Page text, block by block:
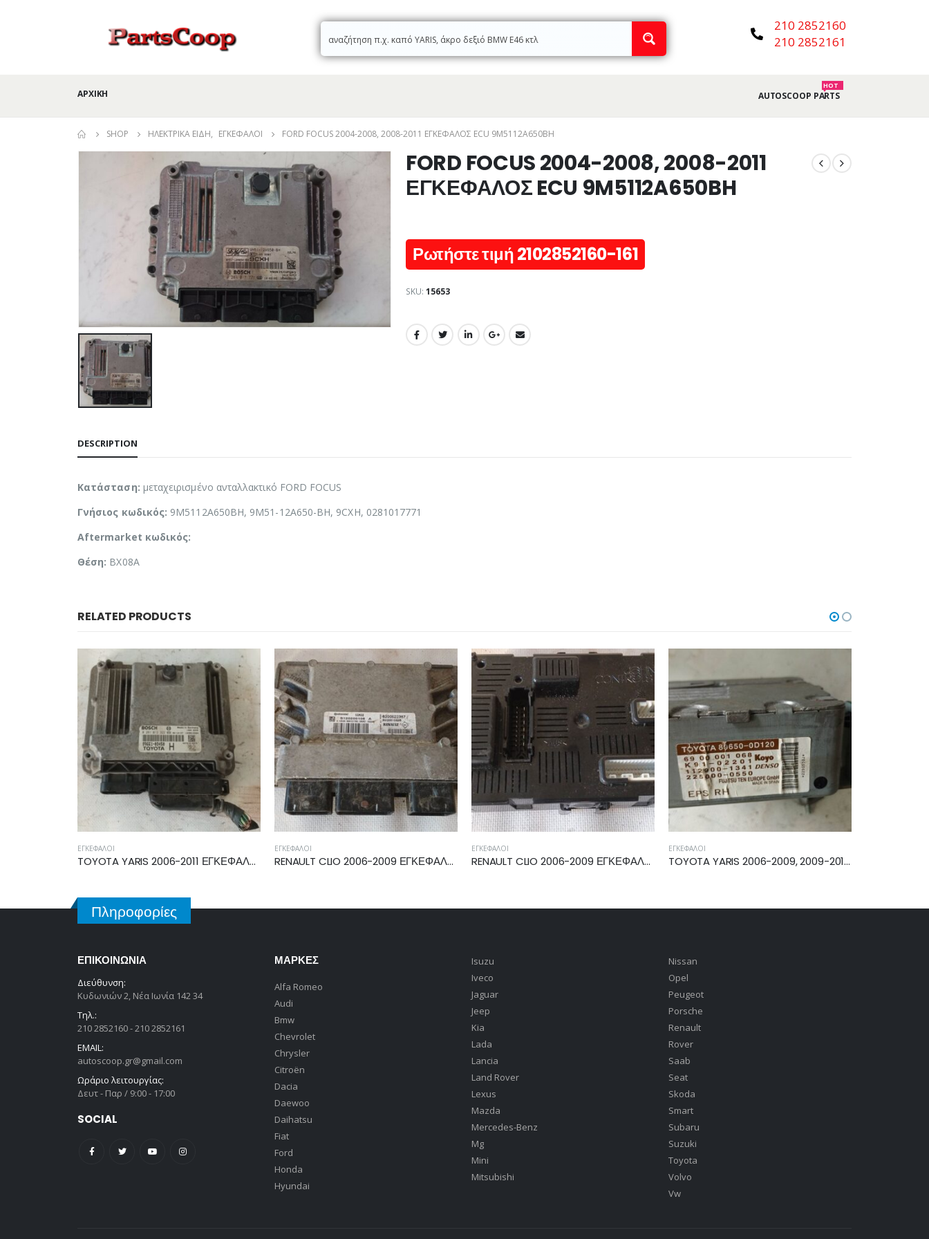
210 2852160
210 2852161
ΑΡΧΙΚΉ AUTOSCOOP PARTS
HOT
SHOP ΗΛΕΚΤΡΙΚΆ ΕΊΔΗ, ΕΓΚΈΦΑΛΟΙ FORD FOCUS 2004-2008, 2008-2011 ΕΓΚΕΦΑΛΟΣ ECU 9M5112A650BH
FORD FOCUS 2004-2008, 2008-2011
ΕΓΚΕΦΑΛΟΣ ECU 9M5112A650BH
Ρωτήστε τιμή 2102852160-161
SKU: 15653
DESCRIPTION
Κατάσταση: μεταχειρισμένο ανταλλακτικό FORD FOCUS
Γνήσιος κωδικός: 9M5112A650BH, 9M51-12A650-BH, 9CXH, 0281017771
Aftermarket κωδικός:
Θέση: BX08A
RELATED PRODUCTS
TOYOTA YARIS 2006-2011 ΕΓΚΕΦΑΛΟΣ ECU 89661-0D450
ΕΓΚΈΦΑΛΟΙ
RENAULT CLIO 2006-2009 ΕΓΚΕΦΑΛΟΣ ECU 8200522357
ΕΓΚΈΦΑΛΟΙ
RENAULT CLIO 2006-2009 ΕΓΚΕΦΑΛΟΣ ΚΑΜΠΙΝΑΣ BCM 8200652286
ΕΓΚΈΦΑΛΟΙ
TOYOTA YARIS 2006-2009, 2009-2011 ΕΓΚΕΦΑΛΟΣ ΤΙΜΟΝΙΟΥ 89650-0D1210
ΕΓΚΈΦΑΛΟΙ
Πληροφορίες
ΕΠΙΚΟΙΝΩΝΊΑ
Διεύθυνση:
Κυδωνιών 2, Νέα Ιωνία 142 34
Τηλ.:
210 2852160 - 210 2852161
EMAIL:
autoscoop.gr@gmail.com
Ωράριο λειτουργίας:
Δευτ - Παρ / 9:00 - 17:00
SOCIAL
ΜΆΡΚΕΣ
Alfa Romeo
Audi
Bmw
Chevrolet
Chrysler
Citroën
Dacia
Daewoo
Daihatsu
Fiat
Ford
Honda
Hyundai
Isuzu
Iveco
Jaguar
Jeep
Kia
Lada
Lancia
Land Rover
Lexus
Mazda
Mercedes-Benz
Mg
Mini
Mitsubishi
Nissan
Opel
Peugeot
Porsche
Renault
Rover
Saab
Seat
Skoda
Smart
Subaru
Suzuki
Toyota
Volvo
Vw